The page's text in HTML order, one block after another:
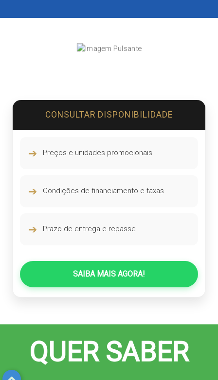
CONSULTAR DISPONIBILIDADE
➔ Preços e unidades promocionais
➔ Condições de financiamento e taxas
➔ Prazo de entrega e repasse
SAIBA MAIS AGORA!
QUER SABER